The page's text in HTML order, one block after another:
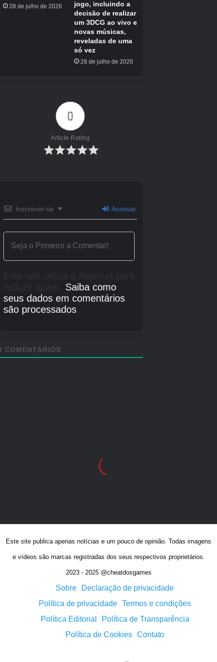
Este site publica apenas notícias e um pouco de opinião. Todas imagens
e vídeos são marcas registradas dos seus respectivos proprietários.
2023 - 2025 @cheatdosgames
Sobre
Declaração de privacidade
Política de privacidade Termos e condições
Política Editorial
Política de Transparência
Política de Cookies Contato